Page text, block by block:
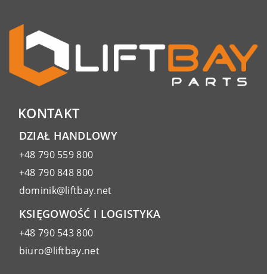
KONTAKT
DZIAŁ HANDLOWY
+48 790 559 800
+48 790 848 800
dominik@liftbay.net
KSIĘGOWOŚĆ I LOGISTYKA
+48 790 543 800
biuro@liftbay.net